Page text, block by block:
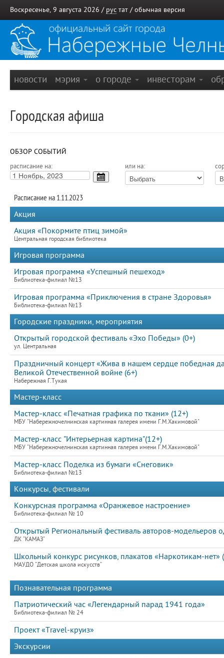
Воскресенье, 9 августа 2026 / рус тат / обычная версия
новости мэрия о городе инвесторам
Городская афиша
ОБЗОР СОБЫТИЙ
расписание на: или на:
Расписание на 1.11.2023
Акция
Акция «Покормите птиц зимой»
Центральная городская библиотека
Игровая программа
Игровая программа «Успешный пешеход»
Библиотека-филиал №13
Игровая программа «Приключения в стране Здоровья»
Библиотека-филиал №13
Городские праздники, мероприятия
Открытый городской фестиваль «Эхо Победы» (0+)
ул. Центральная
Праздничный концерт «Жива в нашем сердце победная
Великой Отечественной войне (6+)
Набережная Г.Тукая
Мастер-класс
Мастер-класс «Печатная графика по ткани» (12+)
МБУ "Набережночелнинская картинная галерея имени Г.М.Хакимовой"
Мастер-класс "Интерьерная картина"(12+)
МБУ "Набережночелнинская картинная галерея имени Г.М.Хакимовой"
Мастер-класс Поделка из бумаги «Снеговик»
Библиотека-филиал №13
Конкурсы, фестивали
Конкурсная программа «Оранжевое настроение»
Библиотека-филиал № 10
Открытый Региональный фестиваль авторов-модельеров
ДК "КАМАЗ"
Школьный конкурс рисунков, плакатов «Наркотикам-нет»
МАУДО "Детская школа искусств"
Познавательная программа
Патриотический час «Легендарный парад 1941 года»
Библиотека-филиал № 24
Проект «Travel-круиз»
Экскурсии